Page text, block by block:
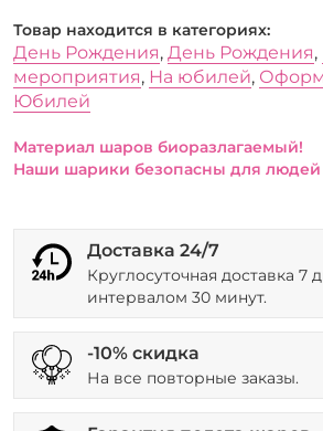
Товар находится в категориях:
День Рождения, День Рождения,
мероприятия, На юбилей,
Юбилей
Материал шаров биоразлагаемый!
Наши шарики безопасны для
Доставка 24/7
Круглосуточная доставка 7
интервалом 30 минут.
-10% скидка
На все повторные заказы.